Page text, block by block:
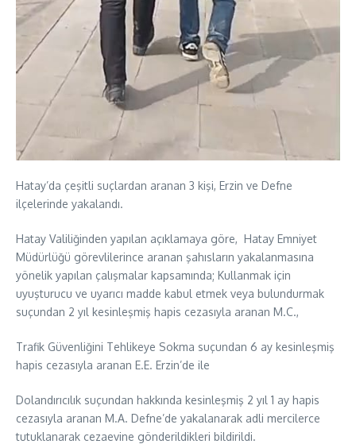
Hatay’da çeşitli suçlardan aranan 3 kişi, Erzin ve Defne
ilçelerinde yakalandı.
Hatay Valiliğinden yapılan açıklamaya göre, Hatay Emniyet
Müdürlüğü görevlilerince aranan şahısların yakalanmasına
yönelik yapılan çalışmalar kapsamında; Kullanmak için
uyuşturucu ve uyarıcı madde kabul etmek veya bulundurmak
suçundan 2 yıl kesinleşmiş hapis cezasıyla aranan M.C.,
Trafik Güvenliğini Tehlikeye Sokma suçundan 6 ay kesinleşmiş
hapis cezasıyla aranan E.E. Erzin’de ile
Dolandırıcılık suçundan hakkında kesinleşmiş 2 yıl 1 ay hapis
cezasıyla aranan M.A. Defne’de yakalanarak adli mercilerce
tutuklanarak cezaevine gönderildikleri bildirildi.